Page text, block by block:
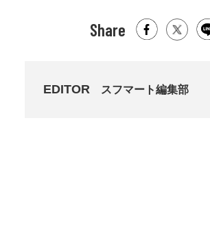
Share
EDITOR スフマート編集部